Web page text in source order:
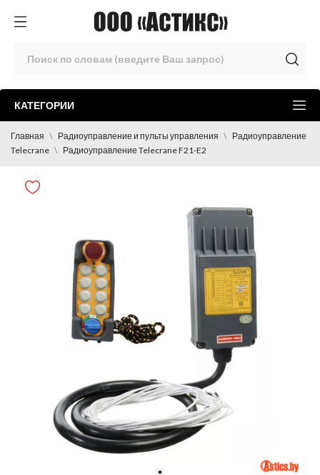
КАТЕГОРИИ
Главная Радиоуправление и пульты управления
Радиоуправление
Telecrane
Радиоуправление Telecrane F21-E2